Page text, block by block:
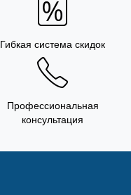
Гибкая система скидок
Профессиональная
консультация